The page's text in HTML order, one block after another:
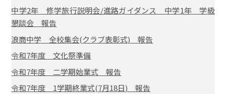
中学2年 修学旅行説明会/進路ガイダンス 中学1年 学級
懇談会 報告
浪商中学 全校集会(クラブ表彰式) 報告
令和7年度 文化祭準備
令和7年度 二学期始業式 報告
令和7年度 1学期終業式(7月18日) 報告